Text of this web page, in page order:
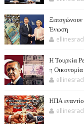
Ξεπαγώνουν
Ένωση
Η Τουρκία
η Οικονομία
ΗΠΑ